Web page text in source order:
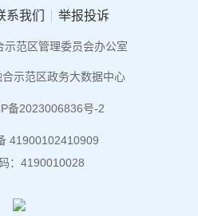
系我们 举报投诉
示范区管理委员会办公室
示范区政务大数据中心
备2023006836号-2
41900102410909
：4190010028